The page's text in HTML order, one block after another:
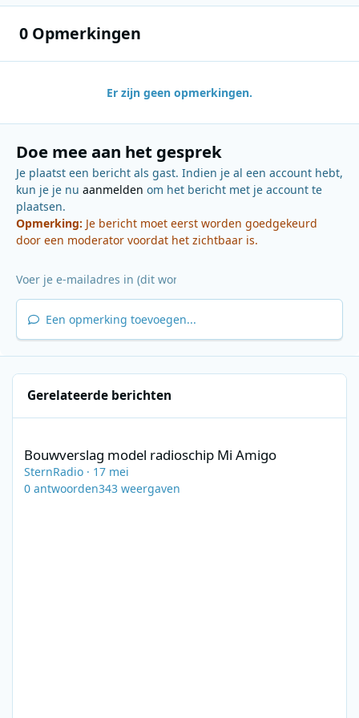
0 Opmerkingen
Er zijn geen opmerkingen.
Doe mee aan het gesprek
Je plaatst een bericht als gast. Indien je al een account hebt,
kun je je nu aanmelden om het bericht met je account te
plaatsen.
Opmerking: Je bericht moet eerst worden goedgekeurd
door een moderator voordat het zichtbaar is.
Een opmerking toevoegen...
Gerelateerde berichten
Bouwverslag model radioschip Mi Amigo
SternRadio · 17 mei
0 antwoorden343 weergaven